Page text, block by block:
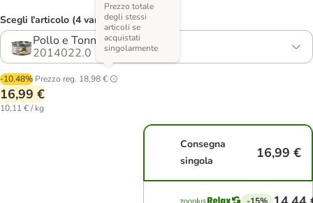
Scegli l'articolo (4 varianti)
Pollo e Tonno
2014022.0
-10.48% Prezzo reg. 18,98 €
Prezzo totale
degli stessi
articoli se
acquistati
singolarmente
16,99 €
10,11 € / kg
Consegna
singola
16,99 €
-15%